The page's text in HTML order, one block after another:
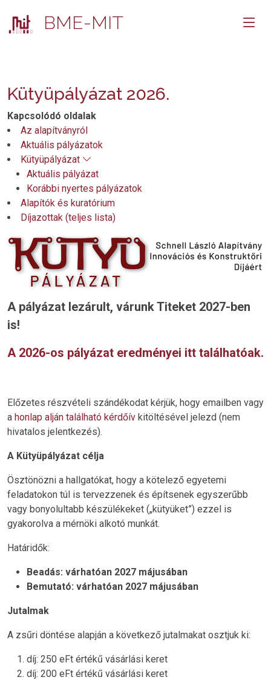
BME-MIT
Kütyüpályázat 2026.
A pályázat lezárult, várunk Titeket 2027-ben
is!
A 2026-os pályázat eredményei itt találhatóak.
Előzetes részvételi szándékodat kérjük, hogy emailben vagy
a honlap alján található kérdőív kitöltésével jelezd (nem
hivatalos jelentkezés).
A Kütyüpályázat célja
Ösztönözni a hallgatókat, hogy a kötelező egyetemi
feladatokon túl is tervezzenek és építsenek egyszerűbb
vagy bonyolultabb készülékeket („kütyüket”) ezzel is
gyakorolva a mérnöki alkotó munkát.
Határidők:
Beadás: várhatóan 2027 májusában
Bemutató: várhatóan 2027 májusában
Jutalmak
A zsűri döntése alapján a következő jutalmakat osztjuk ki:
díj: 250 eFt értékű vásárlási keret
díj: 200 eFt értékű vásárlási keret
Kapcsolódó oldalak
Az alapítványról
Aktuális pályázatok
Kütyüpályázat
Aktuális pályázat
Korábbi nyertes pályázatok
Alapítók és kuratórium
Díjazottak (teljes lista)